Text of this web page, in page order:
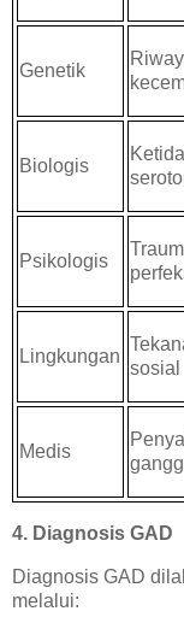
Genetik
Biologis
Psikologis
Lingkungan
sosial
Medis
4. Diagnosis GAD
Diagnosis GAD
melalui: